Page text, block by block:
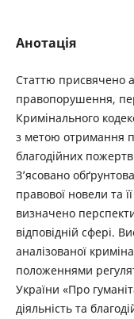
Анотація
Статтю присвячено
правопорушення,
Кримінального
з метою отримання
благодійних
З’ясовано
правової новели та
визначено
відповідній сфері.
аналізованої
положеннями
України «Про
діяльність та